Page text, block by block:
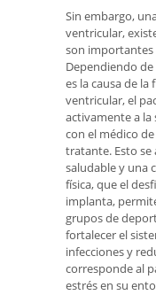
Sin embargo,
ventricular,
son importantes
Dependiendo
es la causa de
ventricular, el
activamente a la
con el médico
tratante. Esto se
saludable y una
física, que el
implanta,
grupos de
fortalecer el
infecciones y
corresponde al
estrés en su